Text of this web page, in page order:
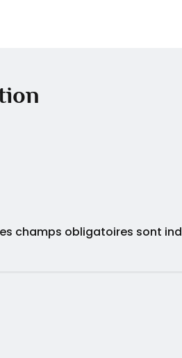
champs obligatoires sont